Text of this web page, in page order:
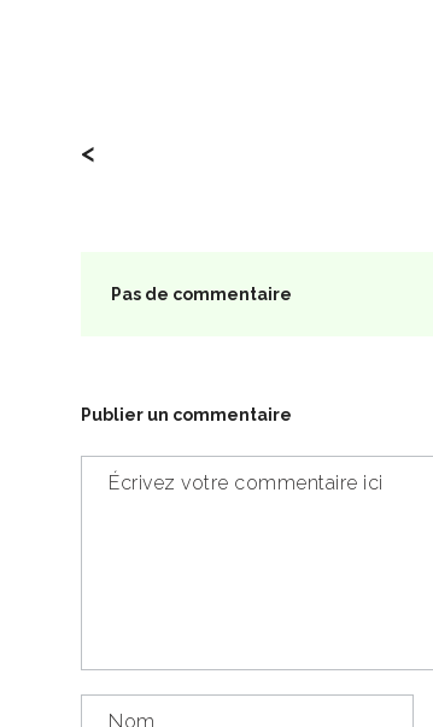
<
Pas de commentaire
Publier un commentaire